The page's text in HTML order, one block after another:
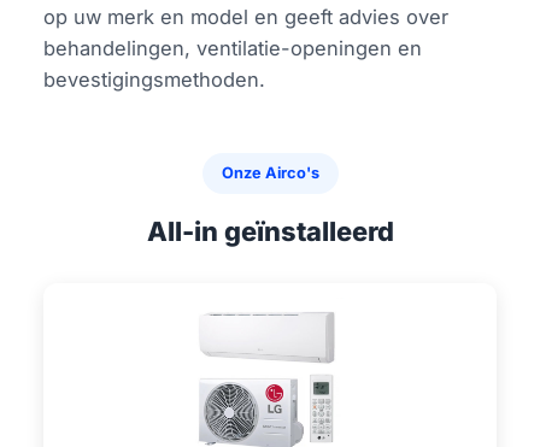
op uw merk en model en geeft advies over
behandelingen, ventilatie-openingen en
bevestigingsmethoden.
Onze Airco's
All-in geïnstalleerd